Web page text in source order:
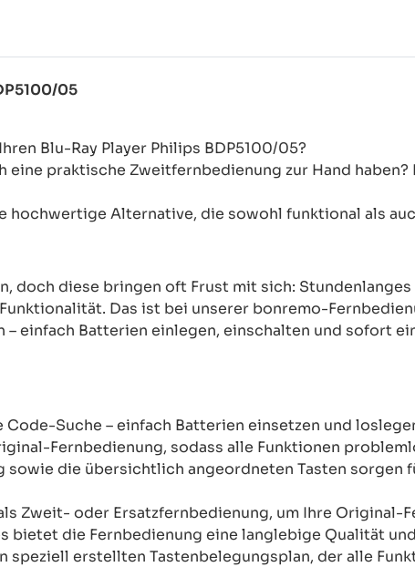
05
Blu-Ray Player Philips BDP5100/05?
praktische Zweitfernbedienung zur Hand
hochwertige Alternative, die sowohl funktional als
doch diese bringen oft Frust mit sich:
Das ist bei unserer bonremo-
einfach Batterien einlegen, einschalten und sofort
Code-Suche – einfach Batterien einsetzen und
Fernbedienung, sodass alle Funktionen
sowie die übersichtlich angeordneten Tasten sorgen
Zweit- oder Ersatzfernbedienung, um Ihre Original-
bietet die Fernbedienung eine langlebige Qualität
speziell erstellten Tastenbelegungsplan, der alle